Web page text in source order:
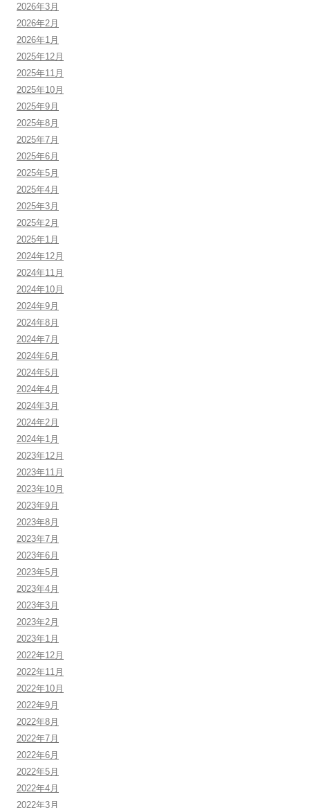
2026年3月
2026年2月
2026年1月
2025年12月
2025年11月
2025年10月
2025年9月
2025年8月
2025年7月
2025年6月
2025年5月
2025年4月
2025年3月
2025年2月
2025年1月
2024年12月
2024年11月
2024年10月
2024年9月
2024年8月
2024年7月
2024年6月
2024年5月
2024年4月
2024年3月
2024年2月
2024年1月
2023年12月
2023年11月
2023年10月
2023年9月
2023年8月
2023年7月
2023年6月
2023年5月
2023年4月
2023年3月
2023年2月
2023年1月
2022年12月
2022年11月
2022年10月
2022年9月
2022年8月
2022年7月
2022年6月
2022年5月
2022年4月
2022年3月